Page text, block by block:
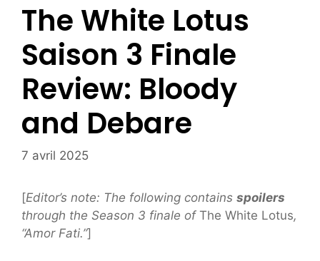
The White Lotus
Saison 3 Finale
Review: Bloody
and Debare
7 avril 2025
[Editor’s note: The following contains spoilers
through the Season 3 finale of The White Lotus,
“Amor Fati.”]